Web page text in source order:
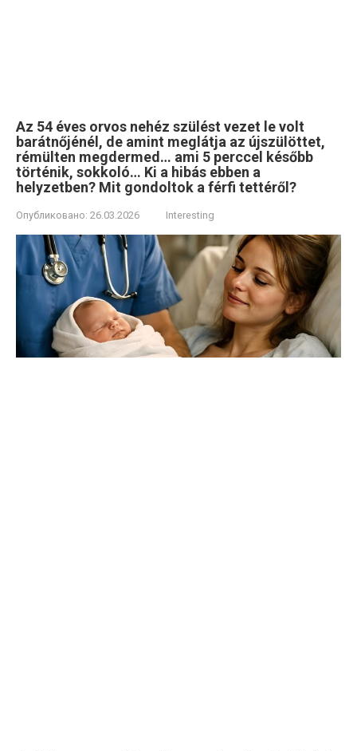
Az 54 éves orvos nehéz szülést vezet le volt
barátnőjénél, de amint meglátja az újszülöttet,
rémülten megdermed… ami 5 perccel később
történik, sokkoló… Ki a hibás ebben a
helyzetben? Mit gondoltok a férfi tettéről?
Опубликовано: 26.03.2026 Interesting